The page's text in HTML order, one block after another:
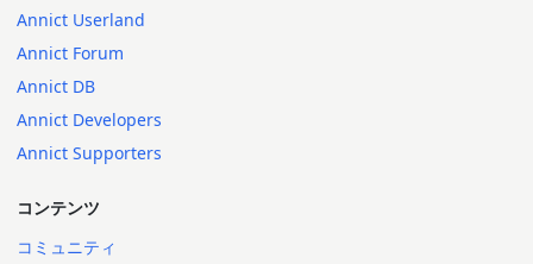
Annict Userland
Annict Forum
Annict DB
Annict Developers
Annict Supporters
コンテンツ
コミュニティ